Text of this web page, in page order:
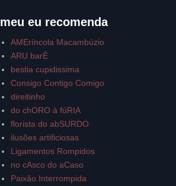
meu eu recomenda
AMEríncola Macambúzio
ARU barÉ
bestia cupidissima
Consigo Contigo Comigo
direitinho
do chORO à fúRIA
florista do abSURDO
ilusões artificiosas
Ligamentos Rompidos
no cAsco do aCaso
Paixão Interrompida